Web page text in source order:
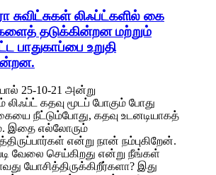
லிஃப்ட்களில் கை
தடுக்கின்றன மற்றும்
பாதுகாப்பை உறுதி
25-10-21 அன்று
லிஃப்ட் கதவு மூடப் போகும் போது
நீட்டும்போது, ​​கதவு உடனடியாகத்
இதை எல்லோரும்
என்று நான் நம்புகிறேன்.
வேலை செய்கிறது என்று நீங்கள்
யோசித்திருக்கிறீர்களா? இது